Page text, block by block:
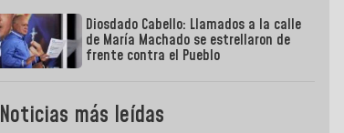
Diosdado Cabello: Llamados a la calle
de María Machado se estrellaron de
frente contra el Pueblo
Noticias más leídas